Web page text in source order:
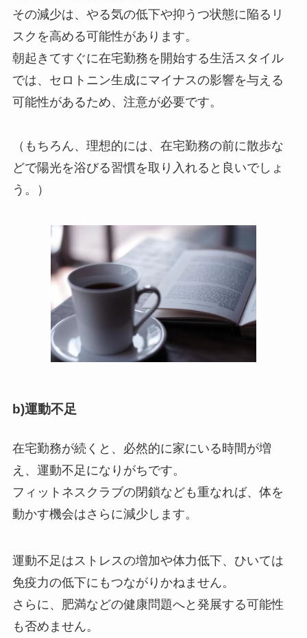
その減少は、やる気の低下や抑うつ状態に陥るリ
スクを高める可能性があります。
朝起きてすぐに在宅勤務を開始する生活スタイル
では、セロトニン生成にマイナスの影響を与える
可能性があるため、注意が必要です。
（もちろん、理想的には、在宅勤務の前に散歩な
どで陽光を浴びる習慣を取り入れると良いでしょ
う。）
b)運動不足
在宅勤務が続くと、必然的に家にいる時間が増
え、運動不足になりがちです。
フィットネスクラブの閉鎖なども重なれば、体を
動かす機会はさらに減少します。
運動不足はストレスの増加や体力低下、ひいては
免疫力の低下にもつながりかねません。
さらに、肥満などの健康問題へと発展する可能性
も否めません。